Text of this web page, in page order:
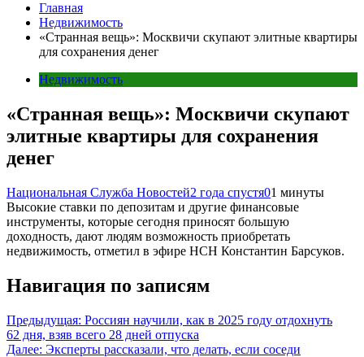
Главная
Недвижимость
«Странная вещь»: Москвичи скупают элитные квартиры
для сохранения денег
Недвижимость
«Странная вещь»: Москвичи скупают
элитные квартиры для сохранения
денег
Национальная Служба Новостей2 года спустя01 минуты
Высокие ставки по депозитам и другие финансовые
инструменты, которые сегодня приносят большую
доходность, дают людям возможность приобретать
недвижимость, отметил в эфире НСН Константин Барсуков.
Навигация по записям
Предыдущая: Россиян научили, как в 2025 году отдохнуть
62 дня, взяв всего 28 дней отпуска
Далее: Эксперты рассказали, что делать, если соседи